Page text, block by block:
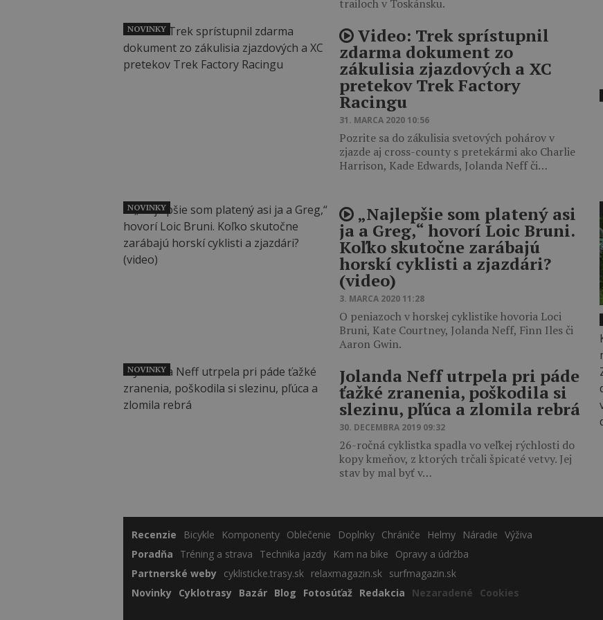
trailoch v Toskánsku.
Video: Trek sprístupnil
zdarma dokument zo
zákulisia zjazdových a XC
pretekov Trek Factory
Racingu
31. MARCA 2020 10:56
Pozrite sa do zákulisia svetových pohárov v
zjazde aj cross-county s pretekármi ako Charlie
Harrison, Kade Edwards, Jolanda Neff či…
NOVINKY
„Najlepšie som platený asi
ja a Greg,“ hovorí Loic Bruni.
Koľko skutočne zarábajú
horskí cyklisti a zjazdári?
(video)
3. MARCA 2020 11:28
O peniazoch v horskej cyklistike hovoria Loci
Bruni, Kate Courtney, Jolanda Neff, Finn Iles či
Aaron Gwin.
NOVINKY
Jolanda Neff utrpela pri páde
ťažké zranenia, poškodila si
slezinu, pľúca a zlomila rebrá
30. DECEMBRA 2019 09:32
26-ročná cyklistka spadla vo veľkej rýchlosti do
kopy kmeňov, z ktorých trčali špicaté vetvy. Jej
stav by mal byť v…
NOVINKY
Recenzie Bicykle Komponenty Oblečenie Doplnky Chrániče Helmy Náradie Výživa
Poradňa
Tréning a strava Technika jazdy Kam na bike
Opravy a údržba
Partnerské weby cyklisticke.trasy.sk relaxmagazin.sk surfmagazin.sk
Novinky Cyklotrasy Bazár Blog Fotosúťaž Redakcia Nezaradené Cookies